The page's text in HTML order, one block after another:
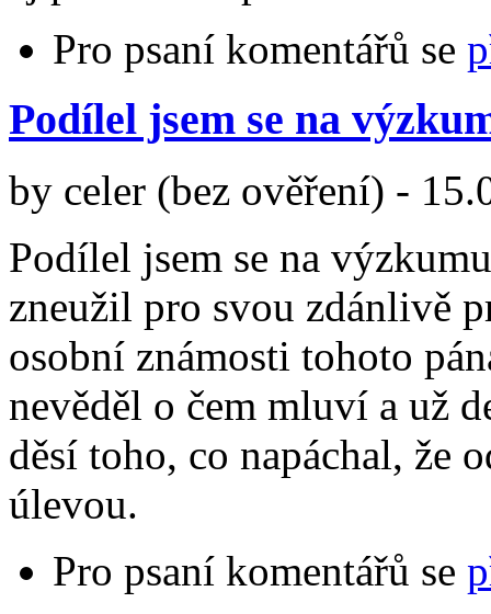
Pro psaní komentářů se
Podílel jsem se na
by celer (bez ověření) -
Podílel jsem se na
zneužil pro svou zdánlivě
osobní známosti tohoto
nevěděl o čem mluví a už
děsí toho, co napáchal, že
úlevou.
Pro psaní komentářů se